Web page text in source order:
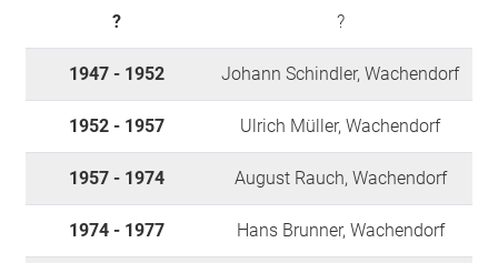
? ?
1947 - 1952 Johann Schindler, Wachendorf
1952 - 1957 Ulrich Müller, Wachendorf
1957 - 1974 August Rauch, Wachendorf
1974 - 1977 Hans Brunner, Wachendorf